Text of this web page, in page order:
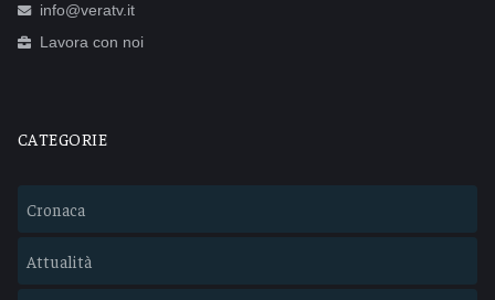
info@veratv.it
Lavora con noi
CATEGORIE
Cronaca
Attualità